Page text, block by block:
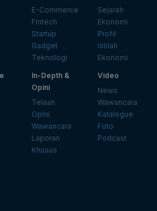
E-Commerce
Fintech
Startup
Gadget
Teknologi
Sejarah
Ekonomi
Profil
Istilah
Ekonomi
In-Depth &
Opini
Telaah
Opini
Wawancara
Laporan
Khusus
Video
News
Wawancara
Katalogue
Foto
Podcast